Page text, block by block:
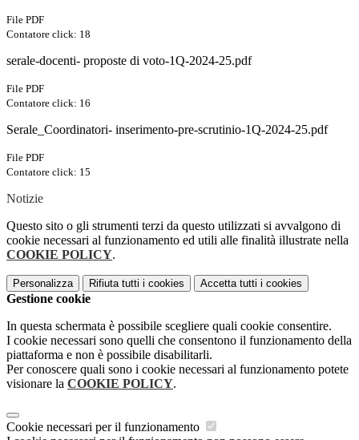
File PDF
Contatore click: 18
serale-docenti- proposte di voto-1Q-2024-25.pdf
File PDF
Contatore click: 16
Serale_Coordinatori- inserimento-pre-scrutinio-1Q-2024-25.pdf
File PDF
Contatore click: 15
Notizie
Questo sito o gli strumenti terzi da questo utilizzati si avvalgono di
cookie necessari al funzionamento ed utili alle finalità illustrate nella
COOKIE POLICY.
Personalizza Rifiuta tutti i cookies Accetta tutti i cookies
Gestione cookie
In questa schermata è possibile scegliere quali cookie consentire.
I cookie necessari sono quelli che consentono il funzionamento della
piattaforma e non è possibile disabilitarli.
Per conoscere quali sono i cookie necessari al funzionamento potete
visionare la COOKIE POLICY.
Cookie necessari per il funzionamento